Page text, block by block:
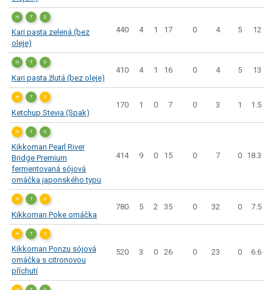
H T S
Kari pasta zelená (bez
oleje)
440 4 1 17 0 4 5 12
H T S
Kari pasta žlutá (bez oleje)
410 4 1 16 0 4 5 13
H T S
Ketchup Stevia (Spak)
170 1 0 7 0 3 1 1.5
H T S
Kikkoman Pearl River
Bridge Premium
fermentovaná sójová
omáčka japonského typu
414 9 0 15 0 7 0 18.3
H T S
Kikkoman Poke omáčka
780 5 2 35 0 32 0 7.5
H T S
Kikkoman Ponzu sójová
omáčka s citronovou
příchutí
520 3 0 26 0 23 0 6.6